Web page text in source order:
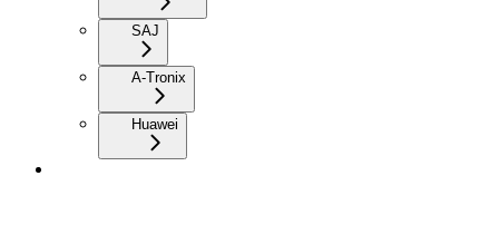
SAJ
A-Tronix
Huawei